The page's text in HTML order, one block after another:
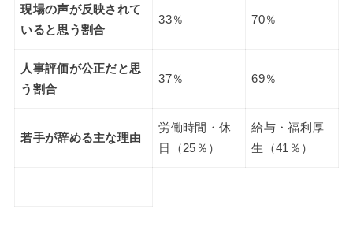
現場の声が反映されて
いると思う割合
33％ 70％
人事評価が公正だと思
う割合
37％ 69％
若手が辞める主な理由
労働時間・休
日（25％）
給与・福利厚
生（41％）